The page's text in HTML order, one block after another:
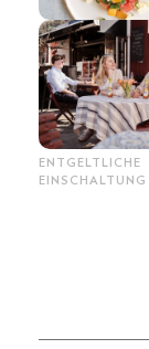
ENTGELTLICHE
EINSCHALTUNG